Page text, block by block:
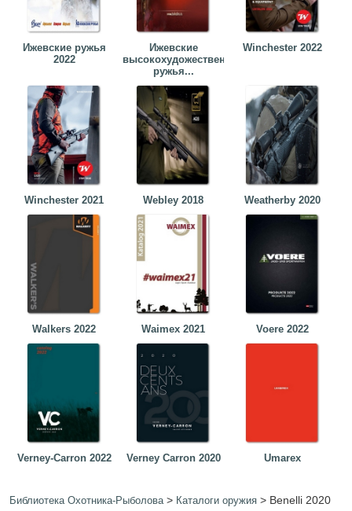
Ижевские ружья
2022
Ижевские
высокохудожественные
ружья...
Winchester 2022
Winchester 2021 Webley 2018 Weatherby 2020
Walkers 2022 Waimex 2021 Voere 2022
Verney-Carron 2022 Verney Carron 2020 Umarex
Библиотека Охотника-Рыболова> Каталоги оружия > Benelli 2020